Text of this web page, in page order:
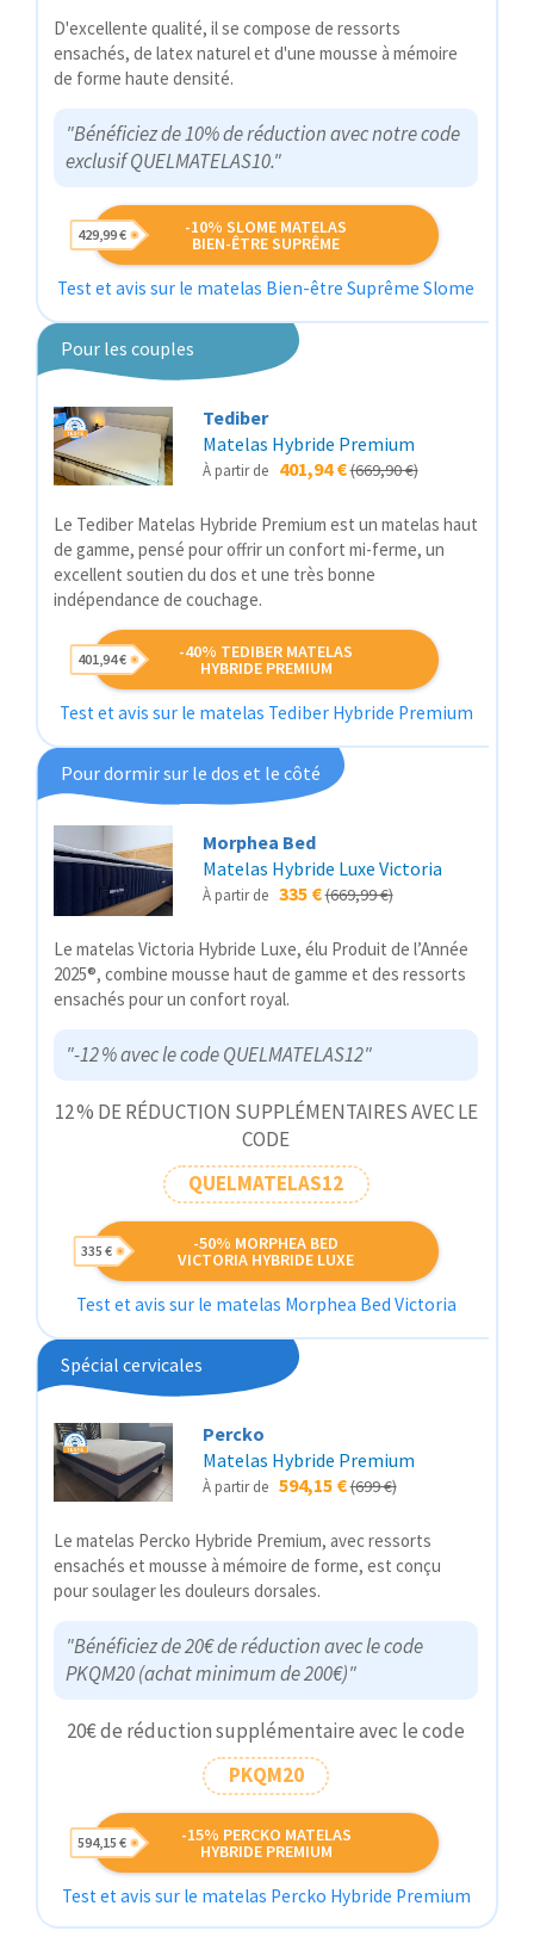
D'excellente qualité, il se compose de ressorts
ensachés, de latex naturel et d'une mousse à mémoire
de forme haute densité.
"Bénéficiez de 10% de réduction avec notre code
exclusif QUELMATELAS10."
-10% SLOME MATELAS
BIEN-ÊTRE SUPRÊME
429,99 €
Test et avis sur le matelas Bien-être Suprême Slome
Pour les couples
Tediber
Matelas Hybride Premium
À partir de 401,94 €(669,90 €)
Le Tediber Matelas Hybride Premium est un matelas haut
de gamme, pensé pour offrir un confort mi-ferme, un
excellent soutien du dos et une très bonne
indépendance de couchage.
-40% TEDIBER MATELAS
HYBRIDE PREMIUM
401,94 €
Test et avis sur le matelas Tediber Hybride Premium
Pour dormir sur le dos et le côté
Morphea Bed
Matelas Hybride Luxe Victoria
À partir de 335 €(669,99 €)
Le matelas Victoria Hybride Luxe, élu Produit de l’Année
2025®, combine mousse haut de gamme et des ressorts
ensachés pour un confort royal.
"-12 % avec le code QUELMATELAS12"
12 % DE RÉDUCTION SUPPLÉMENTAIRES AVEC LE
CODE
QUELMATELAS12
-50% MORPHEA BED
VICTORIA HYBRIDE LUXE
335 €
Test et avis sur le matelas Morphea Bed Victoria
Spécial cervicales
Percko
Matelas Hybride Premium
À partir de 594,15 €(699 €)
Le matelas Percko Hybride Premium, avec ressorts
ensachés et mousse à mémoire de forme, est conçu
pour soulager les douleurs dorsales.
"Bénéficiez de 20€ de réduction avec le code
PKQM20 (achat minimum de 200€)"
20€ de réduction supplémentaire avec le code
PKQM20
-15% PERCKO MATELAS
HYBRIDE PREMIUM
594,15 €
Test et avis sur le matelas Percko Hybride Premium